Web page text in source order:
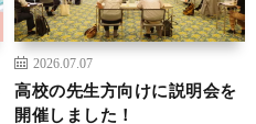
2026.07.07
高校の先生方向けに説明会を
開催しました！